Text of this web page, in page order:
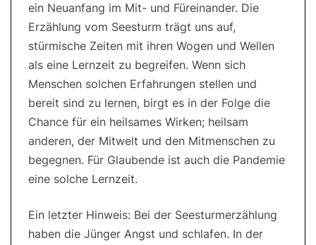
ein Neuanfang im Mit- und Füreinander. Die
Erzählung vom Seesturm trägt uns auf,
stürmische Zeiten mit ihren Wogen und Wellen
als eine Lernzeit zu begreifen. Wenn sich
Menschen solchen Erfahrungen stellen und
bereit sind zu lernen, birgt es in der Folge die
Chance für ein heilsames Wirken; heilsam
anderen, der Mitwelt und den Mitmenschen zu
begegnen. Für Glaubende ist auch die Pandemie
eine solche Lernzeit.
Ein letzter Hinweis: Bei der Seesturmerzählung
haben die Jünger Angst und schlafen. In der